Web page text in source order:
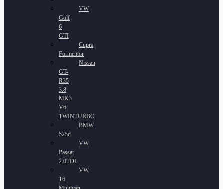
VW
Golf
6
GTI
Cupra
Formentor
Nissan
GT-
R35
3.8
MK3
V6
TWINTURBO
BMW
525d
VW
Passat
2.0TDI
VW
T6